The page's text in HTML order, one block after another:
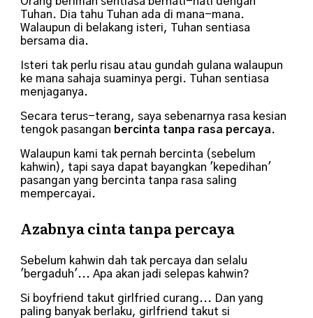
Tuhan. Dia tahu Tuhan ada di mana-mana.
Walaupun di belakang isteri, Tuhan sentiasa
bersama dia.
Isteri tak perlu risau atau gundah gulana walaupun
ke mana sahaja suaminya pergi. Tuhan sentiasa
menjaganya.
Secara terus-terang, saya sebenarnya rasa kesian
tengok pasangan bercinta tanpa rasa percaya.
Walaupun kami tak pernah bercinta (sebelum
kahwin), tapi saya dapat bayangkan 'kepedihan'
pasangan yang bercinta tanpa rasa saling
mempercayai.
Azabnya cinta tanpa percaya
Sebelum kahwin dah tak percaya dan selalu
'bergaduh'... Apa akan jadi selepas kahwin?
Si boyfriend takut girlfried curang... Dan yang
paling banyak berlaku, girlfriend takut si